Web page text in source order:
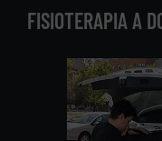
FISIOTERAPIA A